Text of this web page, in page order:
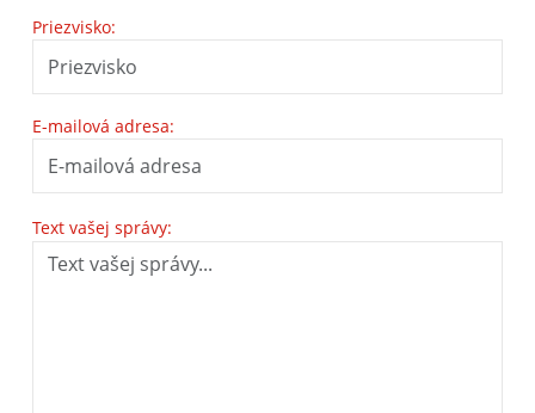
Priezvisko:
E-mailová adresa:
Text vašej správy: